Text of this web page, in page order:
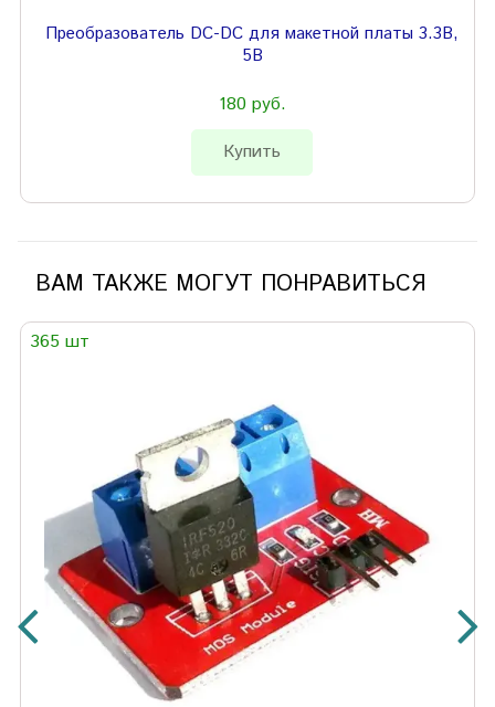
Преобразователь DC-DC для макетной платы 3.3В,
5В
180 руб.
Купить
ВАМ ТАКЖЕ МОГУТ ПОНРАВИТЬСЯ
365 шт